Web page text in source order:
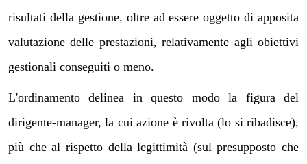
risultati della gestione, oltre ad essere oggetto di apposita
valutazione delle prestazioni, relativamente agli obiettivi
gestionali conseguiti o meno.
L'ordinamento delinea in questo modo la figura del
dirigente-manager, la cui azione è rivolta (lo si ribadisce),
più che al rispetto della legittimità (sul presupposto che